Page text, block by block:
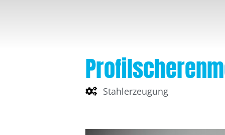
Stahlerzeugung